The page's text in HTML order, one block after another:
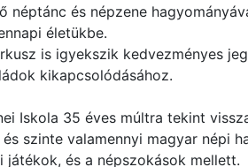
néptánc és népzene
életükbe.
is igyekszik kedvezményes
kikapcsolódásához.
Iskola 35 éves múltra tekint
szinte valamennyi magyar népi
játékok, és a népszokások mellett.